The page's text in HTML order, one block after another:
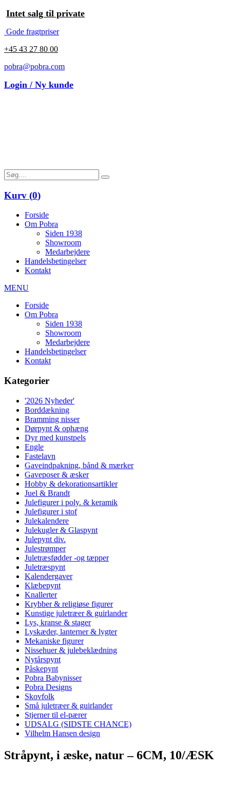
Intet salg til private
Gode fragtpriser
+45 43 27 80 00
pobra@pobra.com
Login / Ny kunde
Kurv (0)
Forside
Om Pobra
Siden 1938
Showroom
Medarbejdere
Handelsbetingelser
Kontakt
MENU
Forside
Om Pobra
Siden 1938
Showroom
Medarbejdere
Handelsbetingelser
Kontakt
Kategorier
'2026 Nyheder'
Borddækning
Bramming nisser
Dørpynt & ophæng
Dyr med kunstpels
Engle
Fastelavn
Gaveindpakning, bånd & mærker
Gaveposer & æsker
Hobby & dekorationsartikler
Juel & Brandt
Julefigurer i poly. & keramik
Julefigurer i stof
Julekalendere
Julekugler & Glaspynt
Julepynt div.
Julestrømper
Juletræsfødder -og tæpper
Juletræspynt
Kalendergaver
Klæbepynt
Knallerter
Krybber & religiøse figurer
Kunstige juletræer & guirlander
Lys, kranse & stager
Lyskæder, lanterner & lygter
Mekaniske figurer
Nissehuer & julebeklædning
Nytårspynt
Påskepynt
Pobra Babynisser
Pobra Designs
Skovfolk
Små juletræer & guirlander
Stjerner til el-pærer
UDSALG (SIDSTE CHANCE)
Vilhelm Hansen design
Stråpynt, i æske, natur – 6CM, 10/ÆSK